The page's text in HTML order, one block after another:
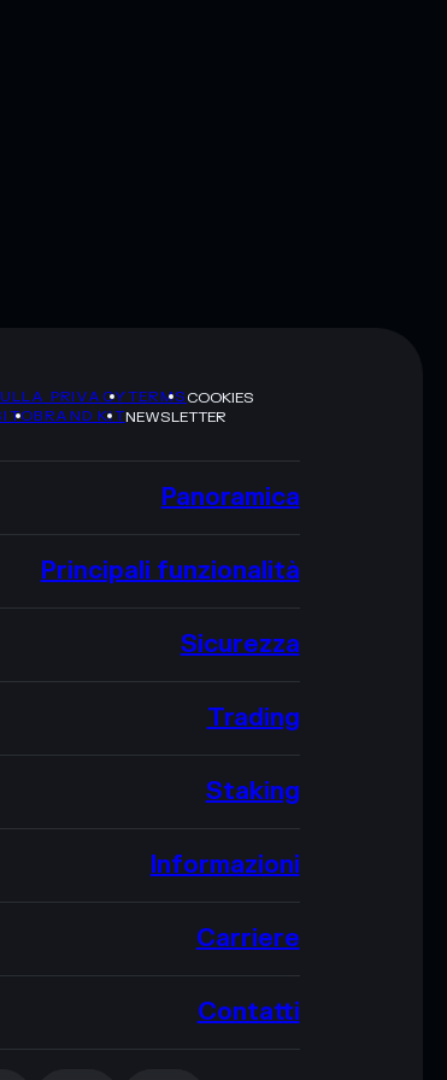
PRIVACYTERMSCOOKIES
BRAND KITNEWSLETTER
Panoramica
Principali funzionalità
Sicurezza
Trading
Staking
Informazioni
Carriere
Contatti